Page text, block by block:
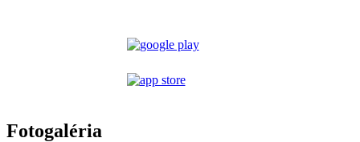
Fotogaléria